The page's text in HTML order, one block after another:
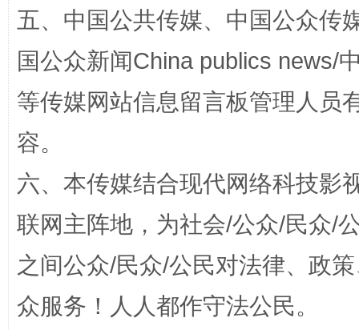
完善运行机制助力责任有效落实 一纸欠
东山县通报“牛蛙产品抗生素超标问题” 法
五、中国公共传媒、中国公众传
国公众新闻China publics news/
等传媒网站信息留言板管理人员
容。
六、本传媒结合现代网络科技影
联网主阵地，为社会/公众/民众/
之间公众/民众/公民对法律、政
众服务！人人都作守法公民。